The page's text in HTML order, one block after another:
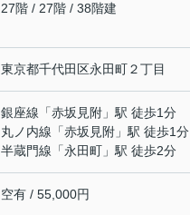
27階 / 27階 / 38階建
東京都千代田区永田町２丁目
銀座線 「赤坂見附 」駅 徒歩1分
丸ノ内線 「赤坂見附 」駅 徒歩1分
半蔵門線 「永田町 」駅 徒歩2分
空有 / 55,000円